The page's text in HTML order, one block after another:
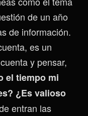
de un año
de información.
es un
y pensar,
el tiempo mi
¿Es valioso
entran las